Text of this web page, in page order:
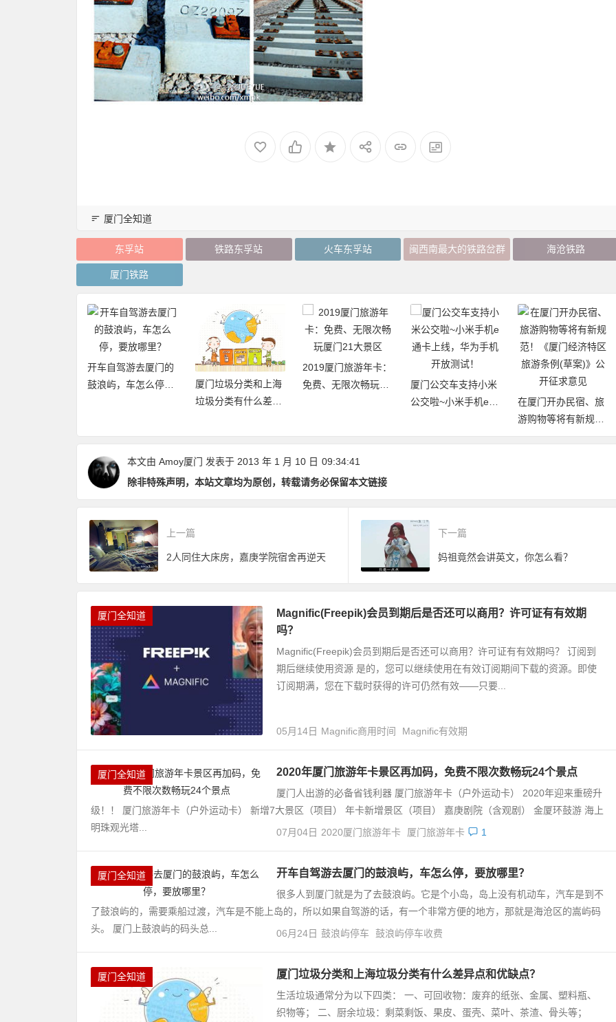
厦门全知道
东孚站 铁路东孚站 火车东孚站 闽西南最大的铁路岔群 海沧铁路
厦门铁路
开车自驾游去厦门的
鼓浪屿，车怎么停，
厦门垃圾分类和上海
垃圾分类有什么差异
2019厦门旅游年卡：
免费、无限次畅玩厦
厦门公交车支持小米
公交啦~小米手机e通
放测试！
在厦门开办民宿、旅
游购物等将有新规
范！《厦门经济特区
本文由 Amoy厦门 发表于 2013 年 1 月 10 日 09:34:41
除非特殊声明，本站文章均为原创，转载请务必保留本文链接
上一篇
2人同住大床房，嘉庚学院宿舍再逆天
下一篇
妈祖竟然会讲英文，你怎么看？
厦门全知道
Magnific(Freepik)会员到期后是否还可以商用？许可证有有效期
吗？
Magnific(Freepik)会员到期后是否还可以商用？许可证有有效期吗？ 订阅到
期后继续使用资源 是的，您可以继续使用在有效订阅期间下载的资源。即使
订阅期满，您在下载时获得的许可仍然有效——只要...
05月14日 Magnific商用时间 Magnific有效期
厦门全知道 2020年厦门旅游年卡景区再加码，免费不限次数畅玩24个景点
厦门人出游的必备省钱利器 厦门旅游年卡（户外运动卡） 2020年迎来重磅升
级！！ 厦门旅游年卡（户外运动卡） 新增7大景区（项目） 年卡新增景区（项目） 嘉庚剧院（含观剧） 金厦环鼓游 海上
明珠观光塔...
07月04日 2020厦门旅游年卡 厦门旅游年卡 1
厦门全知道 开车自驾游去厦门的鼓浪屿，车怎么停，要放哪里？
很多人到厦门就是为了去鼓浪屿。它是个小岛，岛上没有机动车，汽车是到不
了鼓浪屿的，需要乘船过渡，汽车是不能上岛的，所以如果自驾游的话，有一个非常方便的地方，那就是海沧区的嵩屿码
头。 厦门上鼓浪屿的码头总...
06月24日 鼓浪屿停车 鼓浪屿停车收费
厦门全知道 厦门垃圾分类和上海垃圾分类有什么差异点和优缺点？
生活垃圾通常分为以下四类： 一、可回收物：废弃的纸张、金属、塑料瓶、
织物等； 二、厨余垃圾：剩菜剩饭、果皮、蛋壳、菜叶、茶渣、骨头等；